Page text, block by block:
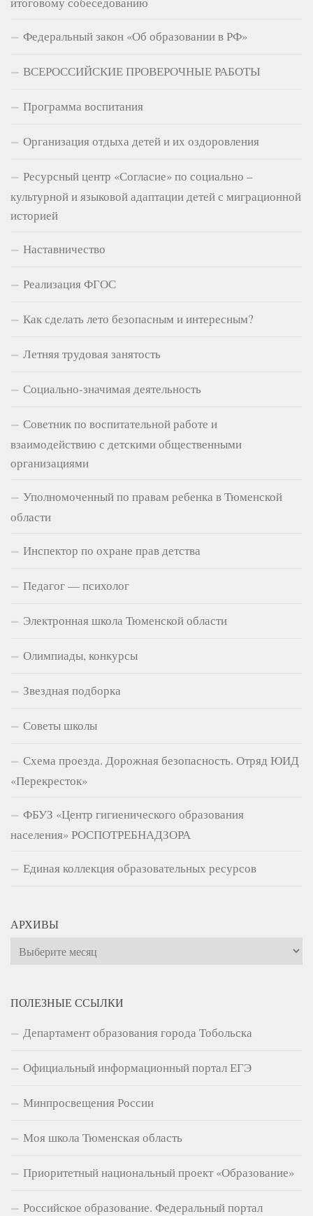
Федеральный закон «Об образовании в РФ»
ВСЕРОССИЙСКИЕ ПРОВЕРОЧНЫЕ РАБОТЫ
Программа воспитания
Организация отдыха детей и их оздоровления
Ресурсный центр «Согласие» по социально –
культурной и языковой адаптации детей с миграционной
историей
Наставничество
Реализация ФГОС
Как сделать лето безопасным и интересным?
Летняя трудовая занятость
Социально-значимая деятельность
Советник по воспитательной работе и
взаимодействию с детскими общественными
организациями
Уполномоченный по правам ребенка в Тюменской
области
Инспектор по охране прав детства
Педагог — психолог
Электронная школа Тюменской области
Олимпиады, конкурсы
Звездная подборка
Советы школы
Схема проезда. Дорожная безопасность. Отряд ЮИД
«Перекресток»
ФБУЗ «Центр гигиенического образования
населения» РОСПОТРЕБНАДЗОРА
Единая коллекция образовательных ресурсов
АРХИВЫ
Архивы
ПОЛЕЗНЫЕ ССЫЛКИ
Департамент образования города Тобольска
Официальный информационный портал ЕГЭ
Минпросвещения России
Моя школа Тюменская область
Приоритетный национальный проект «Образование»
Российское образование. Федеральный портал